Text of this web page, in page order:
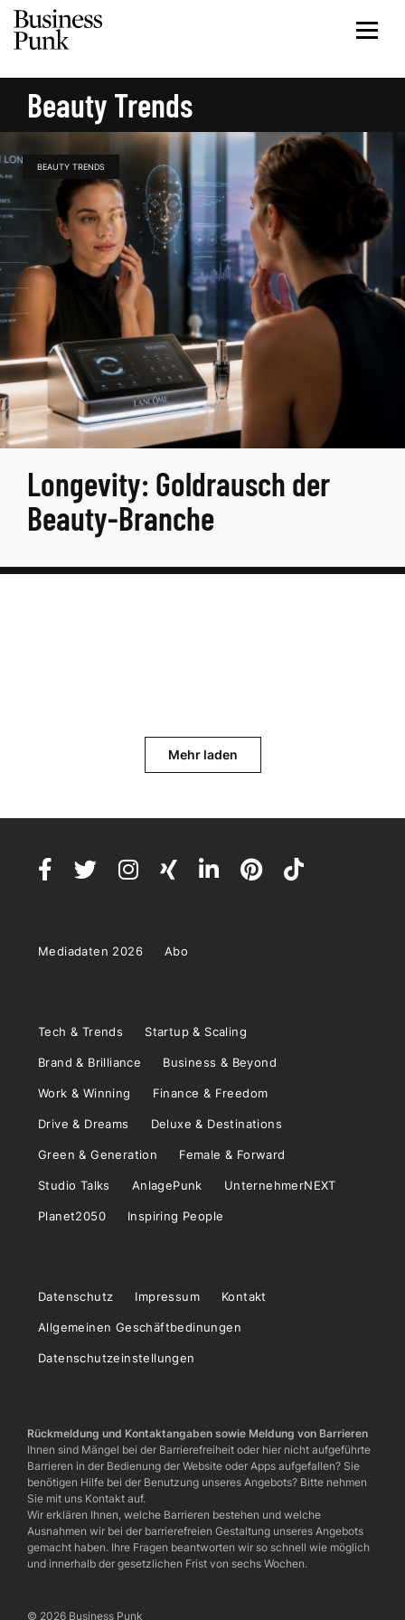
Beauty Trends
BEAUTY TRENDS
Longevity: Goldrausch der
Beauty-Branche
Mehr laden
Mediadaten 2026 Abo
Tech & Trends Startup & Scaling
Brand & Brilliance Business & Beyond
Work & Winning Finance & Freedom
Drive & Dreams Deluxe & Destinations
Green & Generation Female & Forward
Studio Talks AnlagePunk UnternehmerNEXT
Planet2050 Inspiring People
Datenschutz Impressum Kontakt
Allgemeinen Geschäftbedinungen
Datenschutzeinstellungen
Rückmeldung und Kontaktangaben sowie Meldung von Barrieren
Ihnen sind Mängel bei der Barrierefreiheit oder hier nicht aufgeführte
Barrieren in der Bedienung der Website oder Apps aufgefallen? Sie
benötigen Hilfe bei der Benutzung unseres Angebots? Bitte nehmen
Sie mit uns Kontakt auf.
Wir erklären Ihnen, welche Barrieren bestehen und welche
Ausnahmen wir bei der barrierefreien Gestaltung unseres Angebots
gemacht haben. Ihre Fragen beantworten wir so schnell wie möglich
und innerhalb der gesetzlichen Frist von sechs Wochen.
© 2026 Business Punk